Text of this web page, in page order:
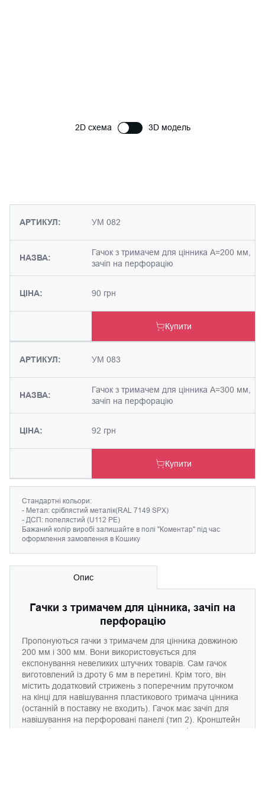
2D схема 3D модель
АРТИКУЛ:
НАЗВА:
ЦІНА:
УМ 082
Гачок з тримачем для цінника А=200 мм,
зачіп на перфорацію
90 грн
Купити
АРТИКУЛ:
НАЗВА:
ЦІНА:
УМ 083
Гачок з тримачем для цінника А=300 мм,
зачіп на перфорацію
92 грн
Купити
Cтандартні кольори:
- Метал: сріблястий металік(RAL 7149 SPX)
- ДСП: попелястий (U112 PE)
Бажаний колір виробі залишайте в полі "Коментар" під час
оформлення замовлення в Кошику
Опис
Гачки з тримачем для цінника, зачіп на
перфорацію
Пропонуються гачки з тримачем для цінника довжиною
200 мм і 300 мм. Вони використовується для
експонування невеликих штучних товарів. Сам гачок
виготовлений із дроту 6 мм в перетині. Крім того, він
містить додатковий стрижень з поперечним пруточком
на кінці для навішування пластикового тримача цінника
(останній в поставку не входить). Гачок має зачіп для
навішування на перфоровані панелі (тип 2). Кронштейн
може вільно переставлятися в межах перфорованого